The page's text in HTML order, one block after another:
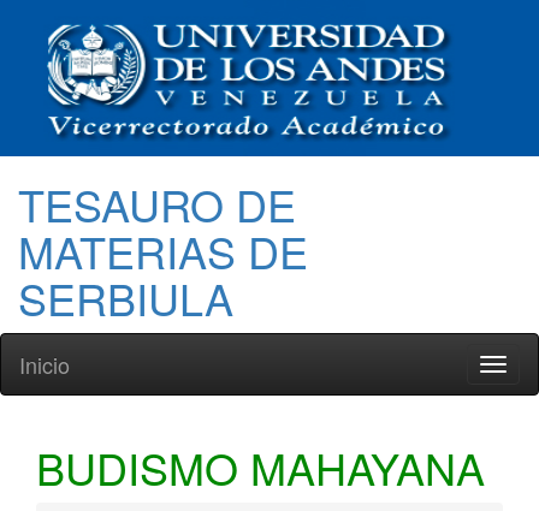
TESAURO DE
MATERIAS DE
SERBIULA
Inicio
BUDISMO MAHAYANA